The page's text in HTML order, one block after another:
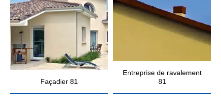
Façadier 81
Entreprise de ravalement
81